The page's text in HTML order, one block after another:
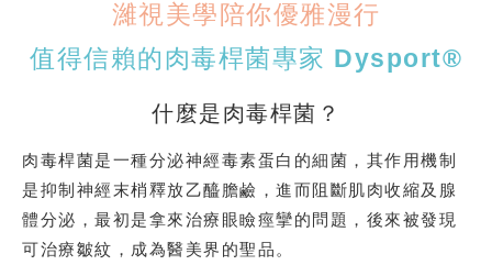
濰視美學陪你優雅漫行
值得信賴的肉毒桿菌專家 Dysport®
什麼是肉毒桿菌？
肉毒桿菌是一種分泌神經毒素蛋白的細菌，其作用機制
是抑制神經末梢釋放乙醯膽鹼，進而阻斷肌肉收縮及腺
體分泌，最初是拿來治療眼瞼痙攣的問題，後來被發現
可治療皺紋，成為醫美界的聖品。